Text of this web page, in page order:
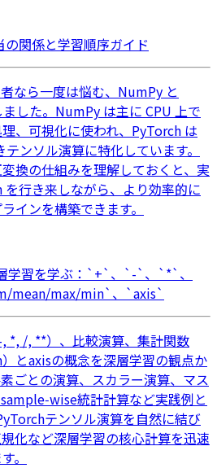
関係と学習順序ガイド
なら一度は悩む、NumPy と
した。NumPy は主に CPU 上で
、可視化に使われ、PyTorch は
ンソル演算に特化しています。
換の仕組みを理解しておくと、実
行き来しながら、より効率的に
インを構築できます。
学習を学ぶ：`+`、`-`、`*`、
mean/max/min`、`axis`
*, /, **）、比較演算、集計関数
とaxisの概念を深層学習の観点か
ごとの演算、スカラー演算、マス
統計計算など実践例と
テンソル演算を自然に結び
化など深層学習の核心計算を迅速
。